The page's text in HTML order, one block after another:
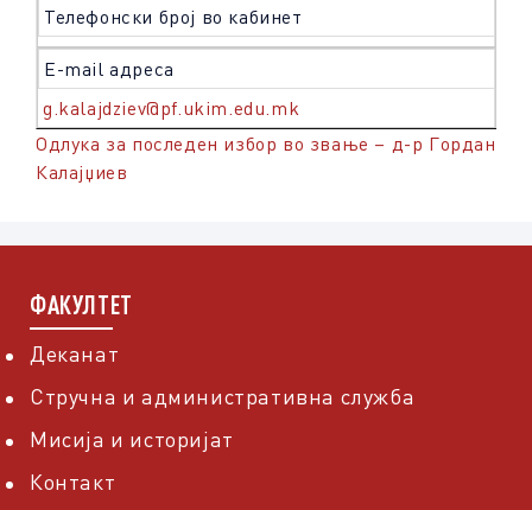
Телефонски број во кабинет
Е-mail адреса
g.kalajdziev@pf.ukim.edu.mk
Одлука за последен избор во звање – д-р Гордан
Калајџиев
ФАКУЛТЕТ
Деканат
Стручна и административна служба
Мисија и историјат
Контакт